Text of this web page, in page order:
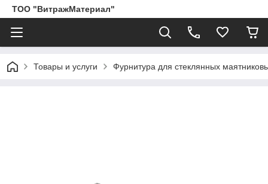
ТОО "ВитражМатериал"
Товары и услуги Фурнитура для стеклянных